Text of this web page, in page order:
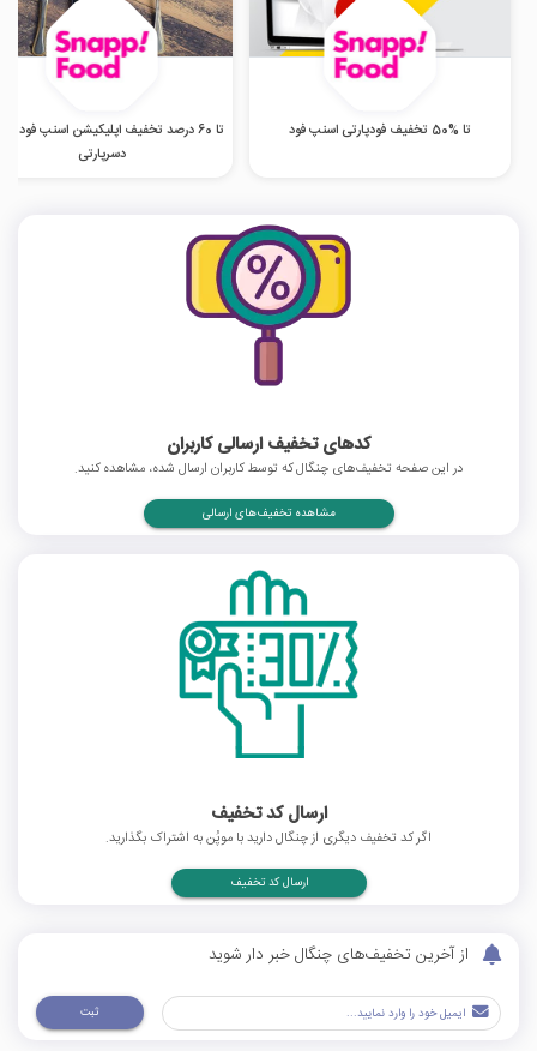
تا %50 تخفیف فودپارتی اسنپ فود
تا 60 درصد تخفیف اپلیکیشن اسنپ فود
دسرپارتی
کدهای تخفیف ارسالی کاربران
در این صفحه تخفیف‌های چنگال که توسط کاربران ارسال شده، مشاهده کنید.
مشاهده تخفیف‌های ارسالی
ارسال کد تخفیف
اگر کد تخفیف دیگری از چنگال دارید با موپُن به اشتراک بگذارید.
ارسال کد تخفیف
از آخرین تخفیف‌های چنگال خبر دار شوید
ثبت